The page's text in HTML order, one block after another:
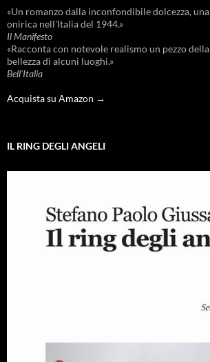
«Un romanzo dalla inconfondibile dolcezza,
onirica nell'Italia del 1944.»
Il Manifesto
«Racconta con notevole realismo un pezzo
bellezza di alcuni luoghi.»
Bell'Italia
Acquista su Amazon →
IL RING DEGLI ANGELI